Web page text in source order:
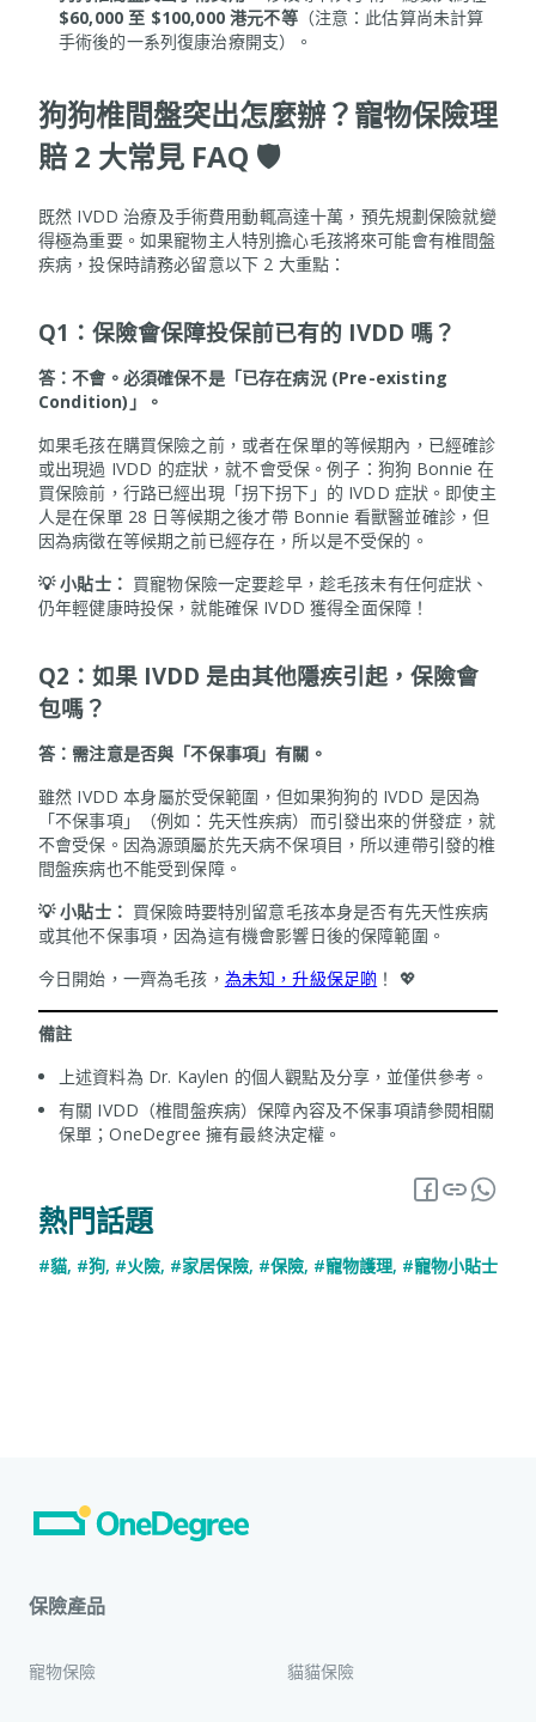
$60,000 至 $100,000 港元不等（注意：此估算尚未計算
手術後的一系列復康治療開支）。
狗狗椎間盤突出怎麼辦？寵物保險理
賠 2 大常見 FAQ 🛡️
既然 IVDD 治療及手術費用動輒高達十萬，預先規劃保險就變
得極為重要。如果寵物主人特別擔心毛孩將來可能會有椎間盤
疾病，投保時請務必留意以下 2 大重點：
Q1：保險會保障投保前已有的 IVDD 嗎？
答：不會。必須確保不是「已存在病況(Pre-existing
Condition)」。
如果毛孩在購買保險之前，或者在保單的等候期內，已經確診
或出現過 IVDD 的症狀，就不會受保。例子：狗狗 Bonnie 在
買保險前，行路已經出現「拐下拐下」的 IVDD 症狀。即使主
人是在保單 28 日等候期之後才帶 Bonnie 看獸醫並確診，但
因為病徵在等候期之前已經存在，所以是不受保的。
💡 小貼士： 買寵物保險一定要趁早，趁毛孩未有任何症狀、
仍年輕健康時投保，就能確保 IVDD 獲得全面保障！
Q2：如果 IVDD 是由其他隱疾引起，保險會
包嗎？
答：需注意是否與「不保事項」有關。
雖然 IVDD 本身屬於受保範圍，但如果狗狗的 IVDD 是因為
「不保事項」（例如：先天性疾病）而引發出來的併發症，就
不會受保。因為源頭屬於先天病不保項目，所以連帶引發的椎
間盤疾病也不能受到保障。
💡 小貼士： 買保險時要特別留意毛孩本身是否有先天性疾病
或其他不保事項，因為這有機會影響日後的保障範圍。
今日開始，一齊為毛孩， 為未知，升級保足啲 ！ 💖
備註
上述資料為 Dr. Kaylen 的個人觀點及分享，並僅供參考。
有關 IVDD（椎間盤疾病）保障內容及不保事項請參閱相關
保單；OneDegree 擁有最終決定權。
熱門話題
#貓, #狗, #火險, #家居保險, #保險, #寵物護理, #寵物小貼士
保險產品
寵物保險 貓貓保險